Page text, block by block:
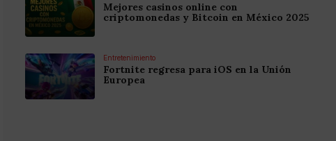
Mejores casinos online con
criptomonedas y Bitcoin en México 2025
Entretenimiento
Fortnite regresa para iOS en la Unión
Europea